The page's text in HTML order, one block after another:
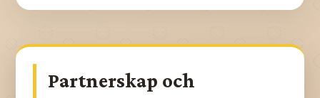
Partnerskap och